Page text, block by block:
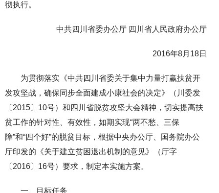
彻执行。
中共四川省委办公厅 四川省人民政府办公厅
2016年8月18日
为贯彻落实《中共四川省委关于集中力量打赢扶贫开
发攻坚战，确保同步全面建成小康社会的决定》（川委发
〔2015〕10号）和四川省脱贫攻坚大会精神，切实提高扶
贫工作的针对性、有效性，如期实现“两不愁、三保
障”和“四个好”的脱贫目标，根据中央办公厅、国务院办公
厅印发的《关于建立贫困退出机制的意见》（厅字
〔2016〕16号）要求，制定本实施方案。
一、目标任务